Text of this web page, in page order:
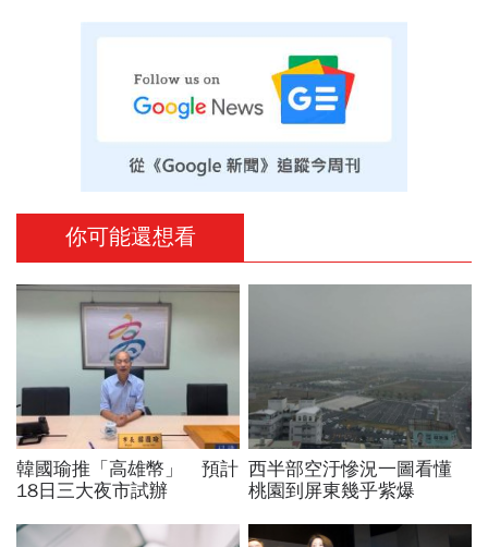
你可能還想看
韓國瑜推「高雄幣」 預計
18日三大夜市試辦
西半部空汙慘況一圖看懂
桃園到屏東幾乎紫爆